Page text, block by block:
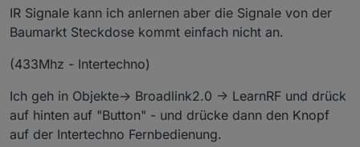
IR Signale kann ich anlernen aber die Signale von der
Baumarkt Steckdose kommt einfach nicht an.
(433Mhz - Intertechno)
Ich geh in Objekte-> Broadlink2.0 -> LearnRF und drück
auf hinten auf "Button" - und drücke dann den Knopf
auf der Intertechno Fernbedienung.